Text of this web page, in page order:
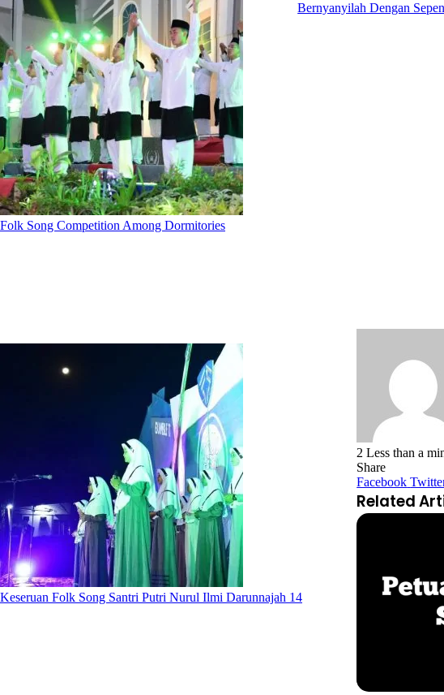
Folk Song Competition Among Dormitories
Bernyanyilah Dengan
Keseruan Folk Song Santri Putri Nurul Ilmi Darunnajah 14
2Less than a
Share
Facebook
Related